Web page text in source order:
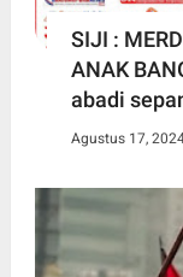
SIJI :
ANAK
abadi
Agustus 17,